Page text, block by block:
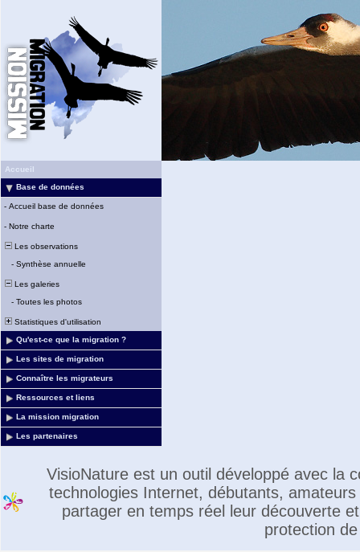
Accueil
Base de données
- Accueil base de données
- Notre charte
Les observations
- Synthèse annuelle
Les galeries
- Toutes les photos
Statistiques d'utilisation
Qu'est-ce que la migration ?
Les sites de migration
Connaître les migrateurs
Ressources et liens
La mission migration
Les partenaires
VisioNature est un outil développé avec la
technologies Internet, débutants,
partager en temps réel leur découverte
protection